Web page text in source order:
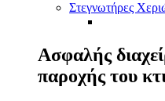
Στεγνωτήρες
Ασφαλής
παροχής του